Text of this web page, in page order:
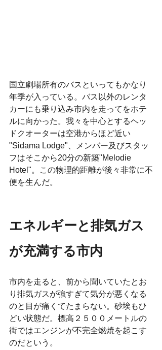
国立劇場所有のバスといってもかなり
年季が入っている。バス以外のレンタ
カーにも乗り込み市内を走ってをホテ
ルに向かった。我々を中心とするヘッ
ドクオーターは空港からほど近い
"Sidama Lodge"、メンバー及びスタッ
フはそこから20分の新築"Melodie
Hotel"。この物理的距離が後々非常に不
便を生んだ。
エネルギーと排気ガス
が充満する市内
市内を走ると、前から聞いていたとお
り排気ガスが強すぎて気分が悪くなる
のと目が痛くてたまらない。砂埃もひ
どい状態だ。標高２５００メートルの
街ではエンジンが不完全燃焼を起こす
のだという。